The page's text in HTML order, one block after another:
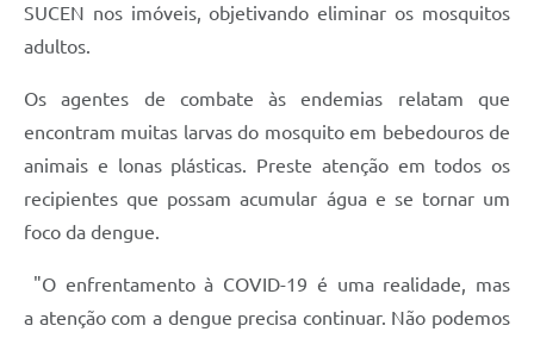
Diário Oficial
SUCEN nos imóveis, objetivando eliminar os mosquitos
adultos.
Os agentes de combate às endemias relatam que
encontram muitas larvas do mosquito em bebedouros de
animais e lonas plásticas. Preste atenção em todos os
recipientes que possam acumular água e se tornar um
foco da dengue.
"O enfrentamento à COVID-19 é uma realidade, mas
a atenção com a dengue precisa continuar. Não podemos